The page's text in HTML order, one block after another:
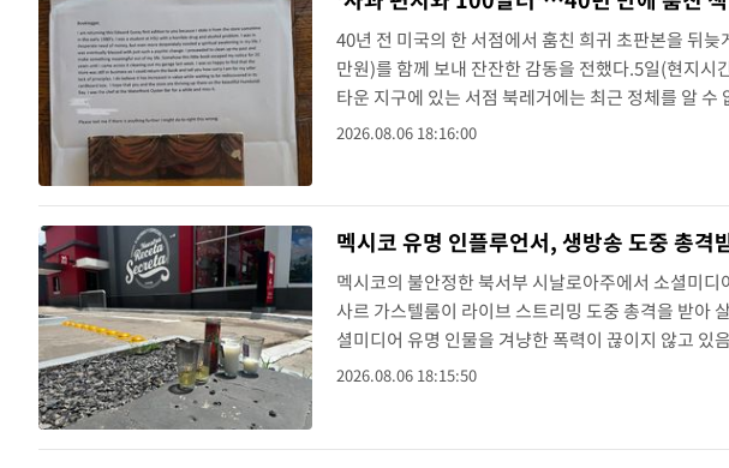
40년 전 미국의 한 서점에서 훔친 희귀 초판본을 뒤
만원)를 함께 보내 잔잔한 감동을 전했다.5일(현지
타운 지구에 있는 서점 북레거에는 최근 정체를 알
은 퇴근을 앞두고 직원의 권유로 상자를 열었고 그 안
2026.08.06 18:16:00
멕시코 유명 인플루언서, 생방송 도중 총격
멕시코의 불안정한 북서부 시날로아주에서 소셜미
사르 가스텔룸이 라이브 스트리밍 도중 총격을 받아
셜미디어 유명 인물을 겨냥한 폭력이 끊이지 않고
(현지시각) 시날로아주 주도 쿨리아칸에서 사망했다.
2026.08.06 18:15:50